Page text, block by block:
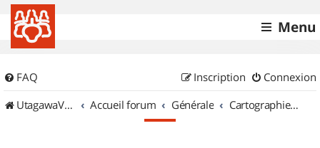
Menu
FAQ Connexion
Inscription
UtagawaVTT (Randos VTT et VTTAE avec traces GPS)
Accueil forum Générale Cartographie et GPS